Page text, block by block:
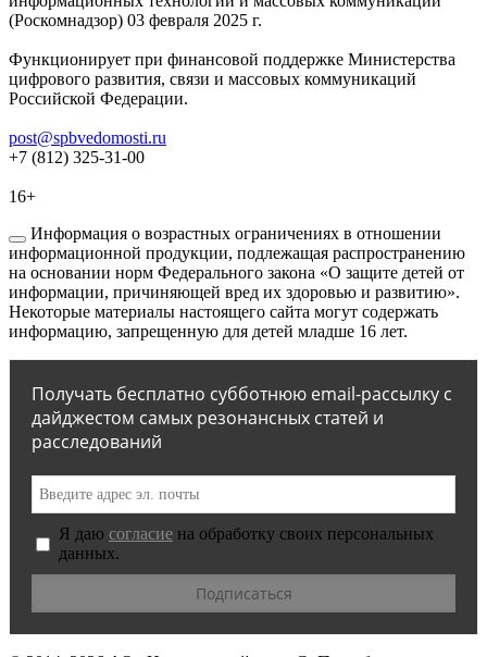
(Роскомнадзор) 03 февраля 2025 г.
Функционирует при финансовой поддержке Министерства
цифрового развития, связи и массовых коммуникаций
Российской Федерации.
post@spbvedomosti.ru
+7 (812) 325-31-00
16+
Информация о возрастных ограничениях в отношении
информационной продукции, подлежащая распространению
на основании норм Федерального закона «О защите детей от
информации, причиняющей вред их здоровью и развитию».
Некоторые материалы настоящего сайта могут содержать
информацию, запрещенную для детей младше 16 лет.
Получать бесплатно субботнюю email-рассылку с
дайджестом самых резонансных статей и
расследований
Я даю согласие на обработку своих персональных
данных.